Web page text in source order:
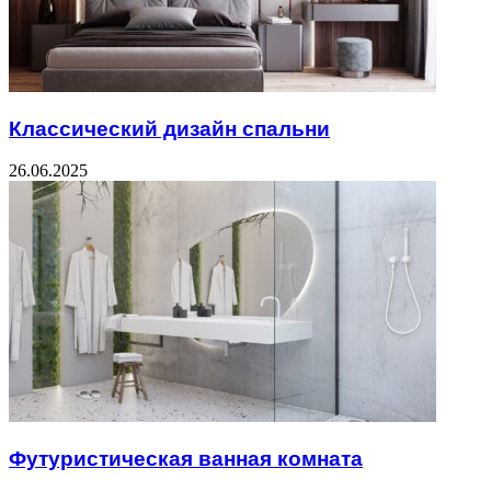
Классический дизайн спальни
26.06.2025
Футуристическая ванная комната